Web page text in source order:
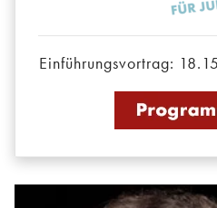
Einführungsvortrag: